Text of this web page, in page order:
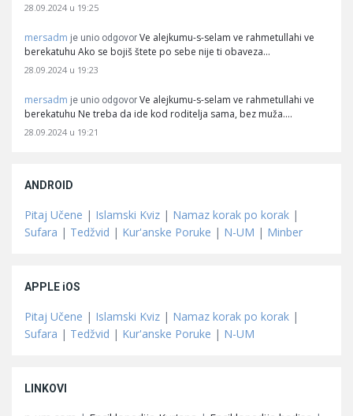
28.09.2024 u 19:25
mersadm je unio odgovor Ve alejkumu-s-selam ve rahmetullahi ve
berekatuhu Ako se bojiš štete po sebe nije ti obaveza…
28.09.2024 u 19:23
mersadm je unio odgovor Ve alejkumu-s-selam ve rahmetullahi ve
berekatuhu Ne treba da ide kod roditelja sama, bez muža.…
28.09.2024 u 19:21
ANDROID
Pitaj Učene | Islamski Kviz | Namaz korak po korak |
Sufara | Tedžvid | Kur'anske Poruke | N-UM | Minber
APPLE iOS
Pitaj Učene | Islamski Kviz | Namaz korak po korak |
Sufara | Tedžvid | Kur'anske Poruke | N-UM
LINKOVI